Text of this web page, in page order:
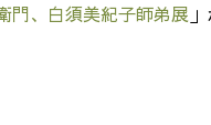
門、白須美紀子師弟展